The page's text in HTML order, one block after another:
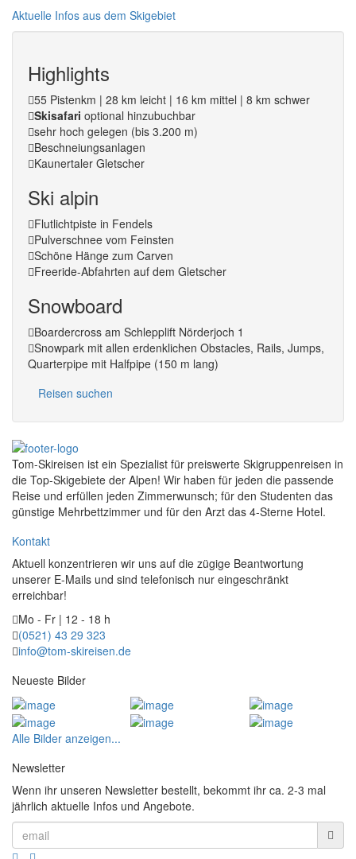
Aktuelle Infos aus dem Skigebiet
Highlights
55 Pistenkm | 28 km leicht | 16 km mittel | 8 km schwer
Skisafari optional hinzubuchbar
sehr hoch gelegen (bis 3.200 m)
Beschneiungsanlagen
Kaunertaler Gletscher
Ski alpin
Flutlichtpiste in Fendels
Pulverschnee vom Feinsten
Schöne Hänge zum Carven
Freeride-Abfahrten auf dem Gletscher
Snowboard
Boardercross am Schlepplift Nörderjoch 1
Snowpark mit allen erdenklichen Obstacles, Rails, Jumps,
Quarterpipe mit Halfpipe (150 m lang)
Reisen suchen
Tom-Skireisen ist ein Spezialist für preiswerte Skigruppenreisen in
die Top-Skigebiete der Alpen! Wir haben für jeden die passende
Reise und erfüllen jeden Zimmerwunsch; für den Studenten das
günstige Mehrbettzimmer und für den Arzt das 4-Sterne Hotel.
Kontakt
Aktuell konzentrieren wir uns auf die zügige Beantwortung
unserer E-Mails und sind telefonisch nur eingeschränkt
erreichbar!
Mo - Fr | 12 - 18 h
(0521) 43 29 323
info@tom-skireisen.de
Neueste Bilder
Alle Bilder anzeigen...
Newsletter
Wenn ihr unseren Newsletter bestellt, bekommt ihr ca. 2-3 mal
jährlich aktuelle Infos und Angebote.